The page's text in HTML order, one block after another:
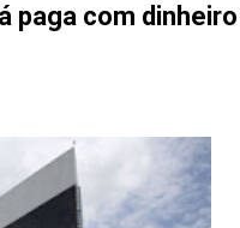
paga com dinheiro